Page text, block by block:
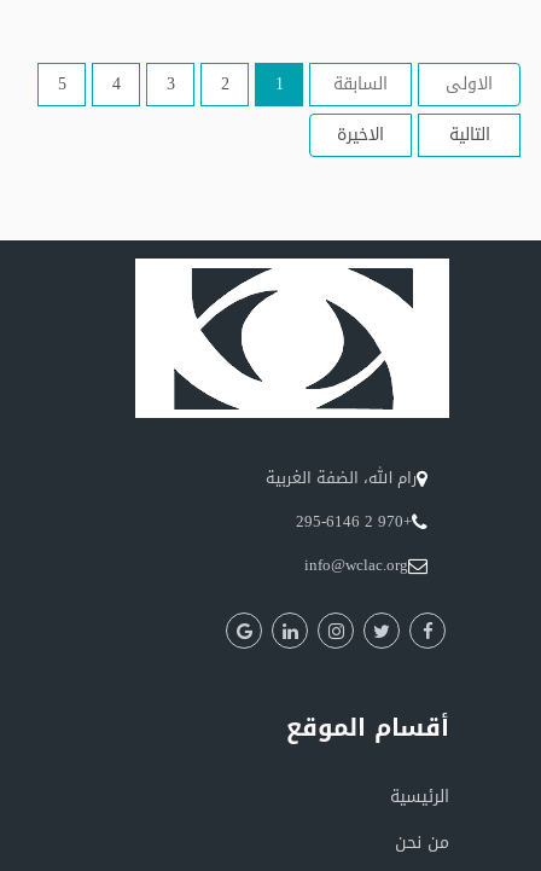
الاولى السابقة 1
2
3
4
5
التالية
الاخيرة
رام الله، الضفة الغربية
+970 2 295-6146
info@wclac.org
أقسام الموقع
الرئيسية
من نحن